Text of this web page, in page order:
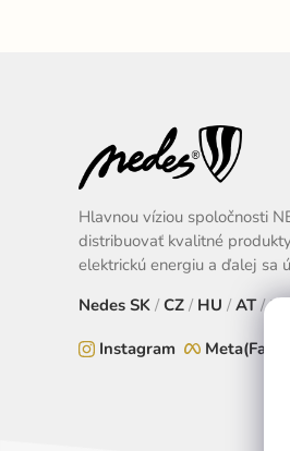
Hlavnou víziou spoločnosti
distribuovať kvalitné
elektrickú energiu a ďalej sa
Nedes SK / CZ / HU / AT /EU
Instagram